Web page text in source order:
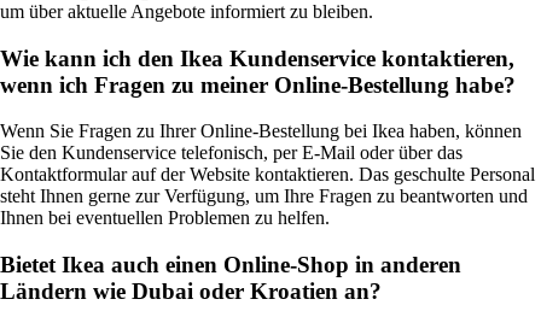
um über aktuelle Angebote informiert zu bleiben.
Wie kann ich den Ikea Kundenservice kontaktieren,
wenn ich Fragen zu meiner Online-Bestellung habe?
Wenn Sie Fragen zu Ihrer Online-Bestellung bei Ikea haben, können
Sie den Kundenservice telefonisch, per E-Mail oder über das
Kontaktformular auf der Website kontaktieren. Das geschulte Personal
steht Ihnen gerne zur Verfügung, um Ihre Fragen zu beantworten und
Ihnen bei eventuellen Problemen zu helfen.
Bietet Ikea auch einen Online-Shop in anderen
Ländern wie Dubai oder Kroatien an?